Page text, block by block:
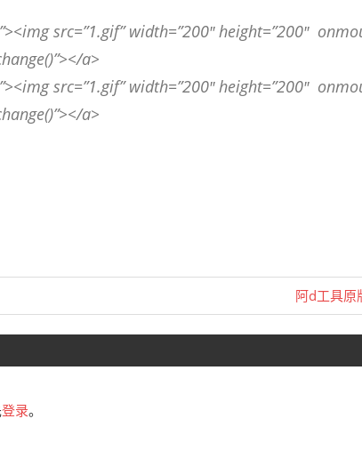
src=”1.gif” width=”200″ height=”200″
a>
src=”1.gif” width=”200″ height=”200″
a>
Next
Post:
阿d工具原
登录。